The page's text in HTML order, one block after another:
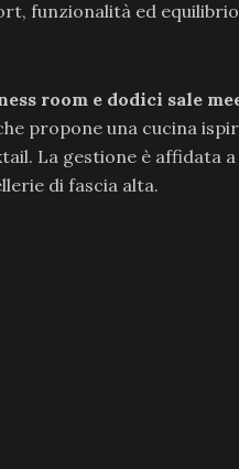
funzionalità ed
room e dodici sale
propone una cucina
La gestione è affidata a
di fascia alta.